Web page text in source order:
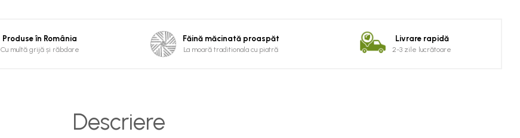
Produse în România
Cu multă grijă și răbdare
Făină măcinată proaspăt
La moară traditionala cu piatră
Livrare rapidă
2-3 zile lucrătoare
Descriere